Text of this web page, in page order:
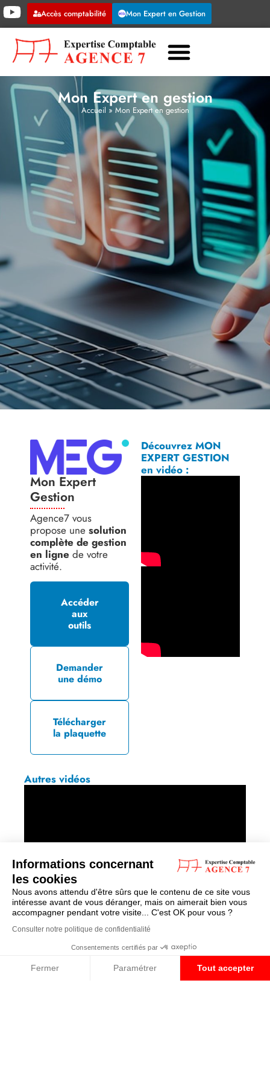
Informations concernant
les cookies
Nous avons attendu d'être sûrs que le contenu de ce site vous
intéresse avant de vous déranger, mais on aimerait bien vous
accompagner pendant votre visite... C'est OK pour vous ?
Consulter notre politique de confidentialité
Consentements certifiés par
Fermer Paramétrer Tout accepter
Accès comptabilité Mon Expert en Gestion
Mon Expert en gestion
Accueil » Mon Expert en gestion
Mon Expert
Gestion
Agence7 vous
propose une solution
complète de gestion
en ligne de votre
activité.
Accéder
aux
outils
Demander
une démo
Télécharger
la plaquette
Découvrez MON
EXPERT GESTION
en vidéo :
Autres vidéos